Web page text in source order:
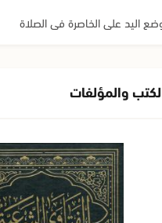
اليد على الخاصرة في الصلاة
والمؤلفات